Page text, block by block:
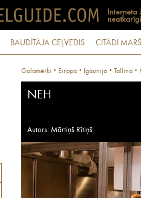
BAUDĪTĀJA CEĻVEDIS CITĀDI
Galamērķi · Eiropa · Igaunija · Tallina ·
NEH
Autors: Mārtiņš Rītiņš